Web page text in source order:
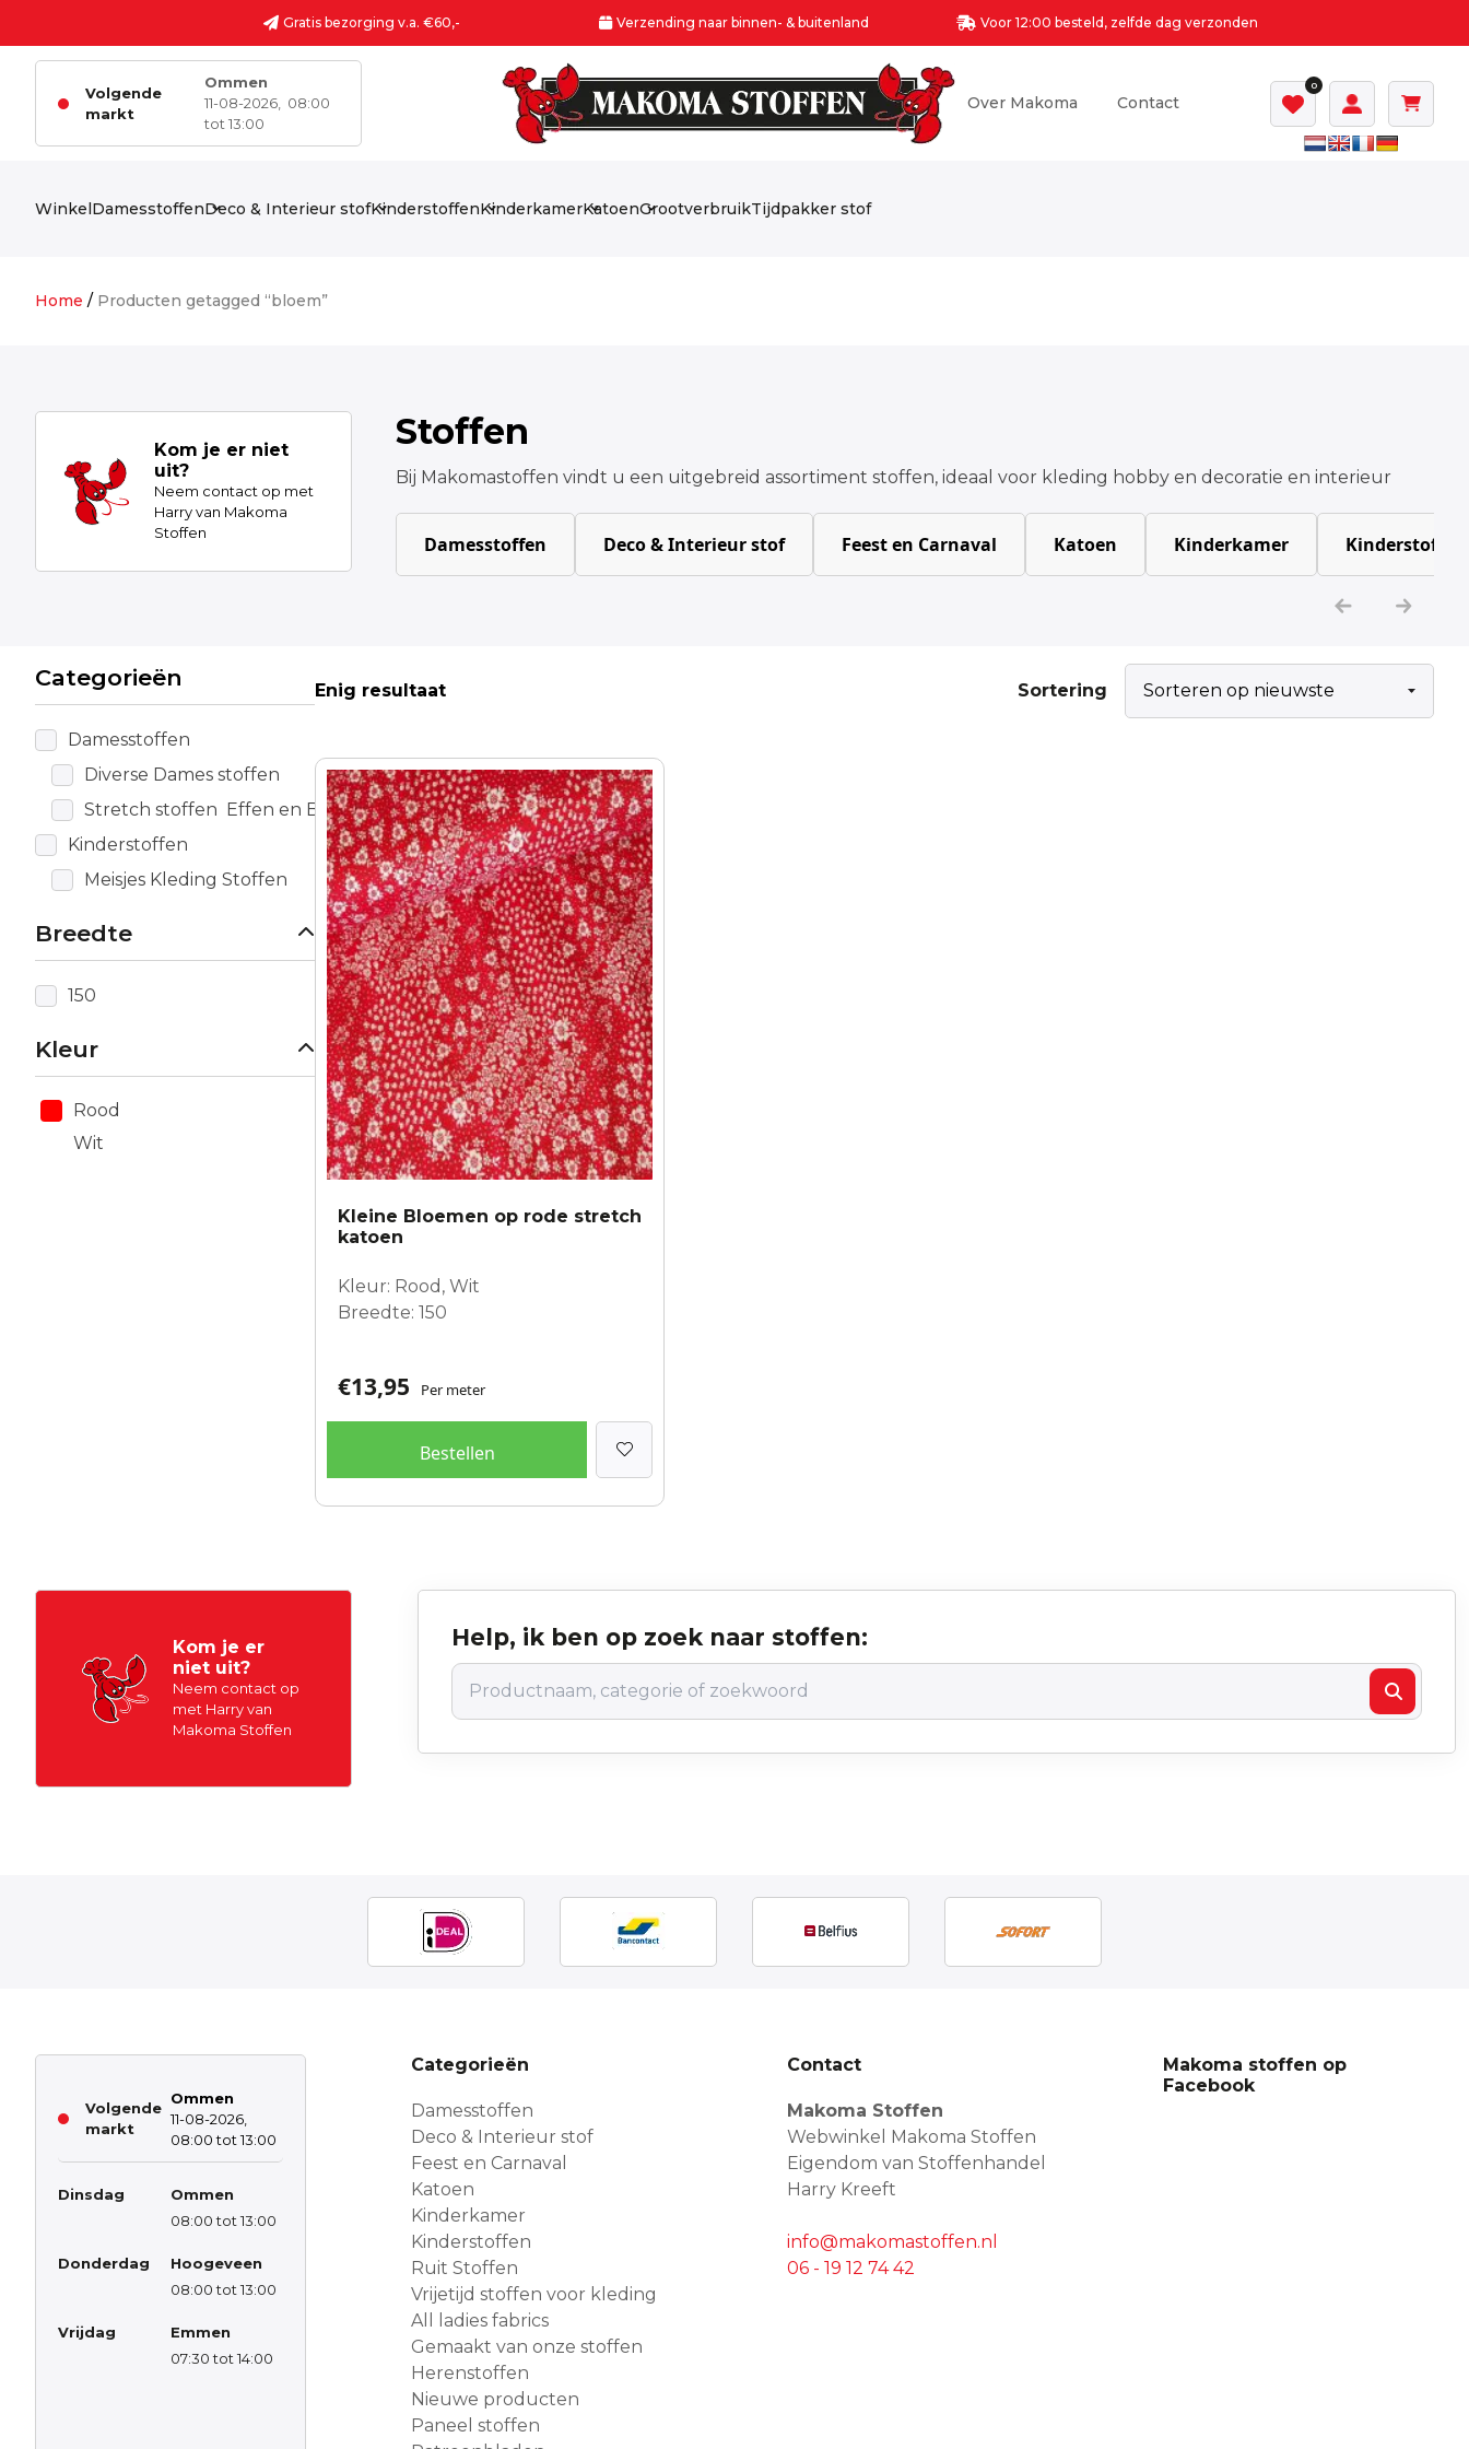
Gratis bezorging v.a. €60,- Verzending naar binnen- & buitenland Voor 12:00 besteld, zelfde dag verzonden
Volgende
markt
Ommen
11-08-2026,
08:00
tot 13:00
Over Makoma Contact
0
WinkelDamesstoffenDeco & Interieur stofKinderstoffenKinderkamerKatoenGrootverbruikTijdpakker stof
Home / Producten getagged “bloem”
Kom je er niet
uit?
Neem contact op met
Harry van Makoma
Stoffen
Stoffen
Bij Makomastoffen vindt u een uitgebreid assortiment stoffen, ideaal voor kleding hobby en decoratie en interieur
Damesstoffen Deco & Interieur stof Feest en Carnaval Katoen Kinderkamer Kinderstoffen
Categorieën
Damesstoffen
Diverse Dames stoffen
Stretch stoffen Effen en Bewerkt
Kinderstoffen
Meisjes Kleding Stoffen
Breedte
150
Kleur
Rood
Wit
Enig resultaat Sortering
Kleine Bloemen op rode stretch
katoen
Kleur: Rood, Wit
Breedte: 150
€13,95 Per meter
Bestellen
Kom je er
niet uit?
Neem contact op
met Harry van
Makoma Stoffen
Help, ik ben op zoek naar stoffen:
Volgende
markt
Ommen
11-08-2026,
08:00 tot 13:00
Dinsdag
Ommen
08:00 tot 13:00
Donderdag
Hoogeveen
08:00 tot 13:00
Vrijdag
Emmen
07:30 tot 14:00
Categorieën
Damesstoffen
Deco & Interieur stof
Feest en Carnaval
Katoen
Kinderkamer
Kinderstoffen
Ruit Stoffen
Vrijetijd stoffen voor kleding
All ladies fabrics
Gemaakt van onze stoffen
Herenstoffen
Nieuwe producten
Paneel stoffen
Contact
Makoma Stoffen
Webwinkel Makoma Stoffen
Eigendom van Stoffenhandel
Harry Kreeft
info@makomastoffen.nl
06 - 19 12 74 42
Makoma stoffen op
Facebook